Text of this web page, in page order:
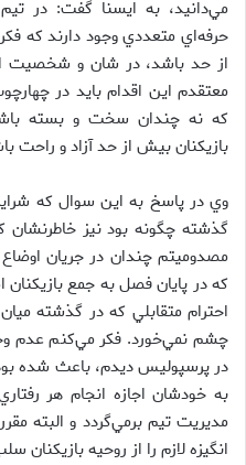
مي‌دانيد، به ايسنا گفت: در
حرفه‌اي متعددي وجود دارند كه
از حد باشد، در شان و شخصيت
معتقدم اين اقدام بايد در
كه نه چندان سخت و بسته
بازيكنان بيش از حد آزاد و راحت
وي در پاسخ به اين سوال كه
گذشته چگونه بود نيز
مصدوميتم چندان در جريان
كه در پايان فصل به جمع
احترام متقابلي كه در گذشته
چشم نمي‌خورد. فكر مي‌كنم عدم
در پرسپوليس ديدم، باعث شده
به خودشان اجازه انجام هر
مديريت تيم برمي‌گردد و البته
انگيزه لازم را از روحيه بازيكنان